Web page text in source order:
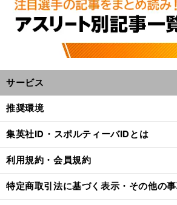
サービス
推奨環境
集英社ID・スポルティーバIDとは
利用規約・会員規約
特定商取引法に基づく表示・その他の